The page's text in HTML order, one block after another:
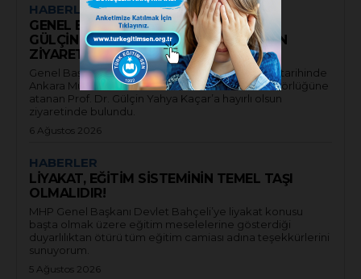
HABERLER
GENEL BAŞKANIMIZ REKTÖR PROF. DR.
GÜLÇİN YAHYA KAÇAR’A HAYIRLI OLSUN
ZİYARETİNDE BULUNDU.
Genel Başkanımız Talip Geylan, 06 Ağustos 2026 tarihinde
Ankara Müzik ve Güzel Sanatlar Üniversitesi Rektörlüğüne
atanan Prof. Dr. Gülçin Yahya Kaçar’a hayırlı olsun
ziyaretinde bulundu.
6 Ağustos 2026
HABERLER
LİYAKAT, EĞİTİM SİSTEMİNİN TEMEL TAŞI
OLMALIDIR!
MHP Genel Başkanı Devlet Bahçeli’ye liyakat konusu
başta olmak üzere eğitim meselelerine gösterdiği
duyarlılıktan ötürü tüm eğitim camiası adına teşekkürlerini
sunuyorum.
5 Ağustos 2026